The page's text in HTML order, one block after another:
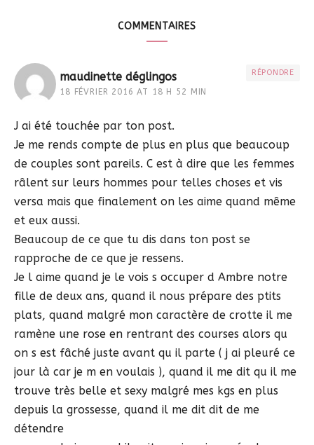
COMMENTAIRES
maudinette déglingos
18 FÉVRIER 2016 AT 18 H 52 MIN
RÉPONDRE
J ai été touchée par ton post.
Je me rends compte de plus en plus que beaucoup
de couples sont pareils. C est à dire que les femmes
râlent sur leurs hommes pour telles choses et vis
versa mais que finalement on les aime quand même
et eux aussi.
Beaucoup de ce que tu dis dans ton post se
rapproche de ce que je ressens.
Je l aime quand je le vois s occuper d Ambre notre
fille de deux ans, quand il nous prépare des ptits
plats, quand malgré mon caractère de crotte il me
ramène une rose en rentrant des courses alors qu
on s est fâché juste avant qu il parte ( j ai pleuré ce
jour là car je m en voulais ), quand il me dit qu il me
trouve très belle et sexy malgré mes kgs en plus
depuis la grossesse, quand il me dit dit de me
détendre